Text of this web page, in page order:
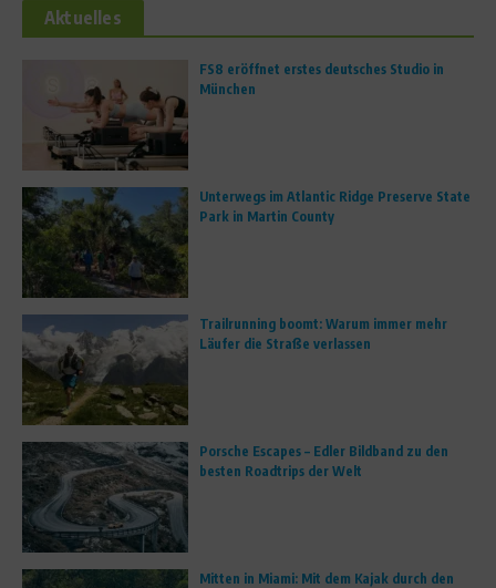
Aktuelles
FS8 eröffnet erstes deutsches Studio in
München
Unterwegs im Atlantic Ridge Preserve State
Park in Martin County
Trailrunning boomt: Warum immer mehr
Läufer die Straße verlassen
Porsche Escapes – Edler Bildband zu den
besten Roadtrips der Welt
Mitten in Miami: Mit dem Kajak durch den